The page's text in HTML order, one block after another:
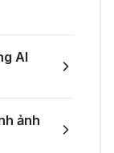
tổng hợp
dựng
AI
ảnh